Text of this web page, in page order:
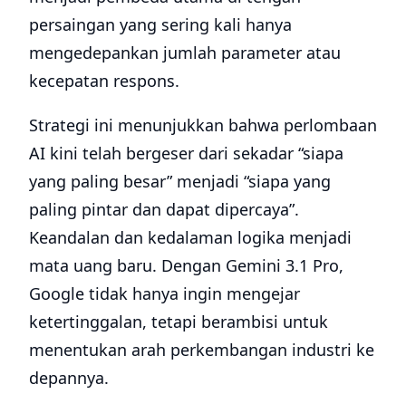
persaingan yang sering kali hanya
mengedepankan jumlah parameter atau
kecepatan respons.
Strategi ini menunjukkan bahwa perlombaan
AI kini telah bergeser dari sekadar “siapa
yang paling besar” menjadi “siapa yang
paling pintar dan dapat dipercaya”.
Keandalan dan kedalaman logika menjadi
mata uang baru. Dengan Gemini 3.1 Pro,
Google tidak hanya ingin mengejar
ketertinggalan, tetapi berambisi untuk
menentukan arah perkembangan industri ke
depannya.